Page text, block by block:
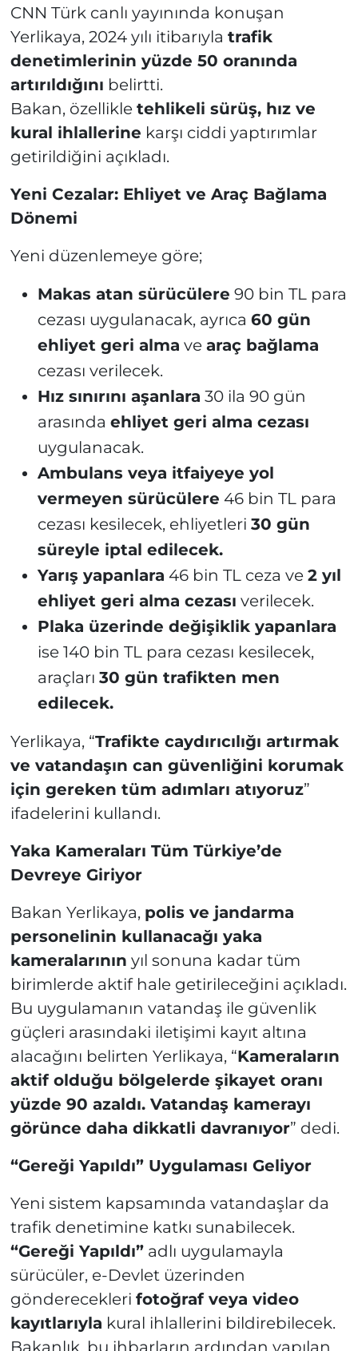
CNN Türk canlı yayınında konuşan
Yerlikaya, 2024 yılı itibarıyla trafik
denetimlerinin yüzde 50 oranında
artırıldığını belirtti.
Bakan, özellikle tehlikeli sürüş, hız ve
kural ihlallerine karşı ciddi yaptırımlar
getirildiğini açıkladı.
Yeni Cezalar: Ehliyet ve Araç Bağlama
Dönemi
Yeni düzenlemeye göre;
Makas atan sürücülere 90 bin TL para
cezası uygulanacak, ayrıca 60 gün
ehliyet geri alma ve araç bağlama
cezası verilecek.
Hız sınırını aşanlara 30 ila 90 gün
arasında ehliyet geri alma cezası
uygulanacak.
Ambulans veya itfaiyeye yol
vermeyen sürücülere 46 bin TL para
cezası kesilecek, ehliyetleri 30 gün
süreyle iptal edilecek.
Yarış yapanlara 46 bin TL ceza ve 2 yıl
ehliyet geri alma cezası verilecek.
Plaka üzerinde değişiklik yapanlara
ise 140 bin TL para cezası kesilecek,
araçları 30 gün trafikten men
edilecek.
Yerlikaya, “Trafikte caydırıcılığı artırmak
ve vatandaşın can güvenliğini korumak
için gereken tüm adımları atıyoruz”
ifadelerini kullandı.
Yaka Kameraları Tüm Türkiye’de
Devreye Giriyor
Bakan Yerlikaya, polis ve jandarma
personelinin kullanacağı yaka
kameralarının yıl sonuna kadar tüm
birimlerde aktif hale getirileceğini açıkladı.
Bu uygulamanın vatandaş ile güvenlik
güçleri arasındaki iletişimi kayıt altına
alacağını belirten Yerlikaya, “Kameraların
aktif olduğu bölgelerde şikayet oranı
yüzde 90 azaldı. Vatandaş kamerayı
görünce daha dikkatli davranıyor” dedi.
“Gereği Yapıldı” Uygulaması Geliyor
Yeni sistem kapsamında vatandaşlar da
trafik denetimine katkı sunabilecek.
“Gereği Yapıldı”adlı uygulamayla
sürücüler, e-Devlet üzerinden
gönderecekleri fotoğraf veya video
kayıtlarıyla kural ihlallerini bildirebilecek.